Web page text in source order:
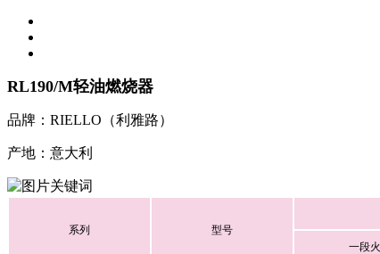
RL190/M轻油燃烧器
品牌：RIELLO（利雅路）
产地：意大利
系列 型号
一段火